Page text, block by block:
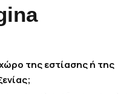
της εστίασης ή της